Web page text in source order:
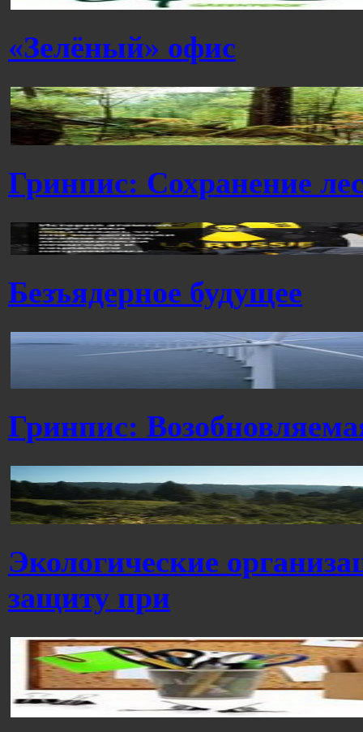
«Зелёный» офис
Гринпис: Сохранение
Безъядерное будущее
Гринпис:
Экологические
защиту при